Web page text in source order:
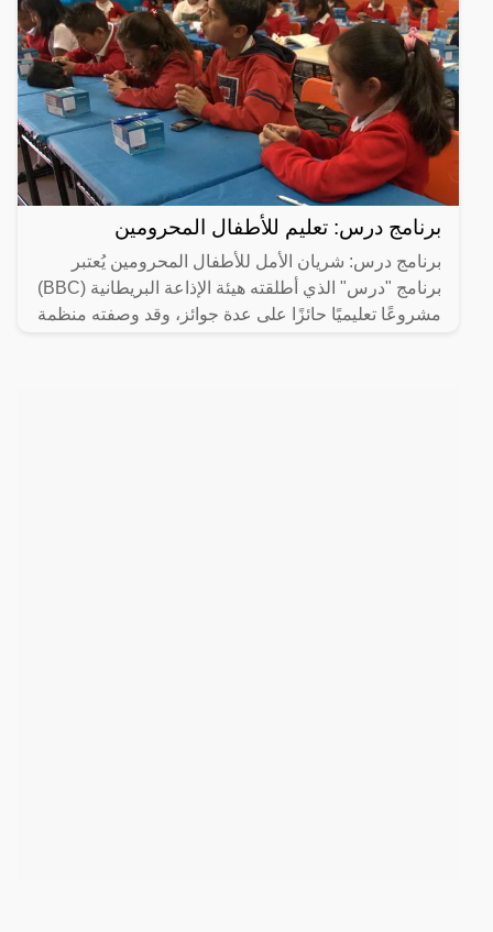
برنامج درس: تعليم للأطفال المحرومين
برنامج درس: شريان الأمل للأطفال المحرومين يُعتبر
برنامج "درس" الذي أطلقته هيئة الإذاعة البريطانية (BBC)
مشروعًا تعليميًا حائزًا على عدة جوائز، وقد وصفته منظمة